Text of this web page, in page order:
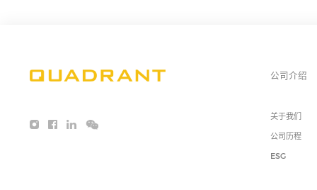
公司介绍
关于我们
公司历程
ESG